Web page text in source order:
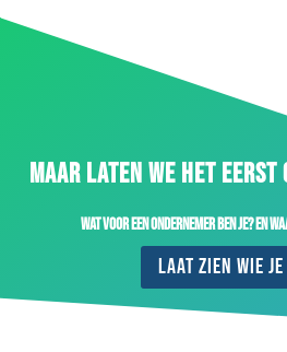
MAAR LATEN WE HET
Wat voor een ondernemer ben je? En
Laat zien wie